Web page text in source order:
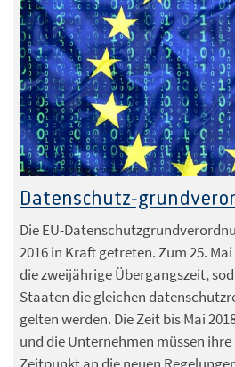
Foto: Birgit Korber / Fotolia.com
Datenschutz-
Die EU-
2016 in Kraft getreten. Zum 25.
die zweijährige Übergangszeit,
Staaten die gleichen
gelten werden. Die Zeit bis Mai
und die Unternehmen müssen ihre